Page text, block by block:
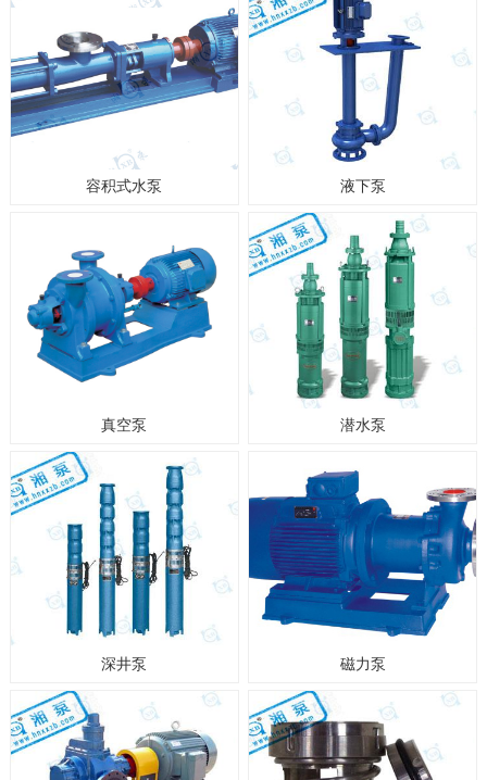
容积式水泵 液下泵
真空泵 潜水泵
深井泵 磁力泵